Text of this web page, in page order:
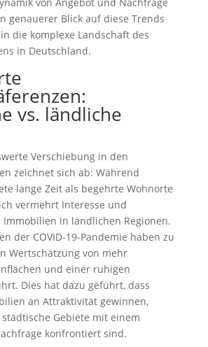
genauerer Blick auf diese Trends
die komplexe Landschaft des
in Deutschland.
vs. ländliche
Verschiebung in den
zeichnet sich ab: Während
lange Zeit als begehrte Wohnorte
vermehrt Interesse und
Immobilien in ländlichen Regionen.
der COVID-19-Pandemie haben zu
Wertschätzung von mehr
und einer ruhigen
Dies hat dazu geführt, dass
an Attraktivität gewinnen,
Gebiete mit einem
konfrontiert sind.